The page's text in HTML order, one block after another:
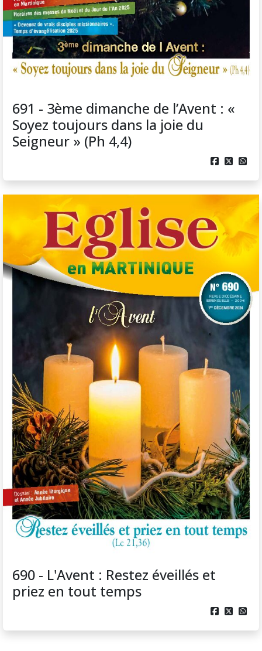
691 - 3ème dimanche de l’Avent : «
Soyez toujours dans la joie du
Seigneur » (Ph 4,4)
  
690 - L'Avent : Restez éveillés et
priez en tout temps
  